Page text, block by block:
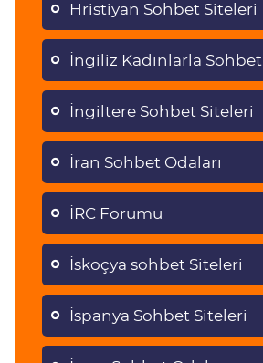
Hristiyan Sohbet Siteleri
İngiliz Kadınlarla Sohbet
İngiltere Sohbet Siteleri
İran Sohbet Odaları
İRC Forumu
İskoçya sohbet Siteleri
İspanya Sohbet Siteleri